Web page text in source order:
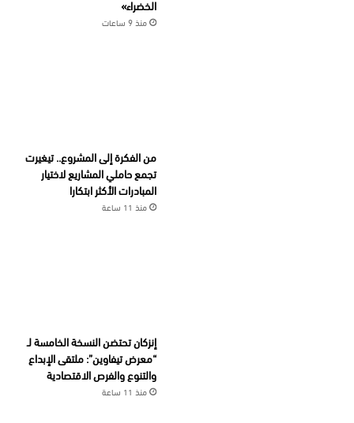
الخضراء»
منذ 9 ساعات
من الفكرة إلى المشروع.. تيغيرت
تجمع حاملي المشاريع لاختيار
المبادرات الأكثر ابتكارا
منذ 11 ساعة
إنزكان تحتضن النسخة الخامسة لـ
“معرض تيفاوين”: ملتقى الإبداع
والتنوع والفرص الاقتصادية
منذ 11 ساعة